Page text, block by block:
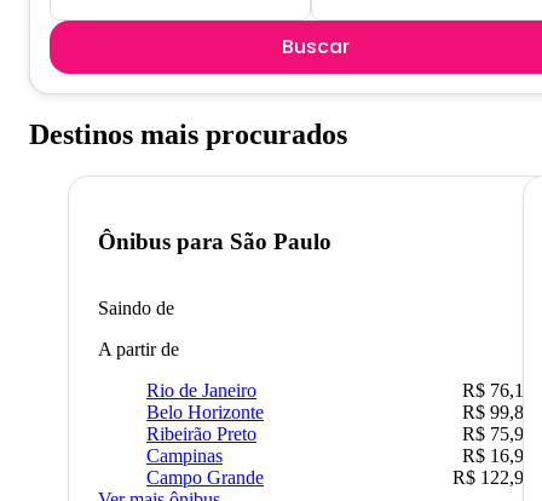
Buscar
Destinos mais procurados
Ônibus para São Paulo
Saindo de
A partir de
Rio de Janeiro
R$ 76,10
Belo Horizonte
R$ 99,89
Ribeirão Preto
R$ 75,90
Campinas
R$ 16,90
Campo Grande
R$ 122,90